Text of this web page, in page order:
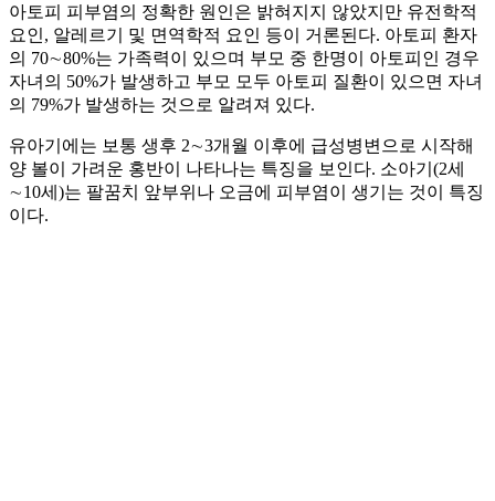
아토피 피부염의 정확한 원인은 밝혀지지 않았지만 유전학적
요인, 알레르기 및 면역학적 요인 등이 거론된다. 아토피 환자
의 70∼80%는 가족력이 있으며 부모 중 한명이 아토피인 경우
자녀의 50%가 발생하고 부모 모두 아토피 질환이 있으면 자녀
의 79%가 발생하는 것으로 알려져 있다.
유아기에는 보통 생후 2∼3개월 이후에 급성병변으로 시작해
양 볼이 가려운 홍반이 나타나는 특징을 보인다. 소아기(2세
∼10세)는 팔꿈치 앞부위나 오금에 피부염이 생기는 것이 특징
이다.